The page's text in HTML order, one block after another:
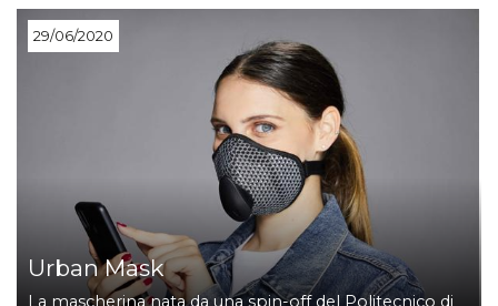
Urban Mask
La mascherina nata da una spin-off del Politecnico di
29/06/2020